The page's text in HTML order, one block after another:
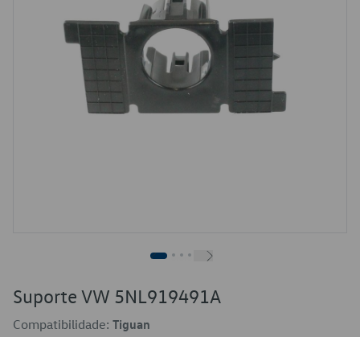
Suporte VW 5NL919491A
Compatibilidade: Tiguan